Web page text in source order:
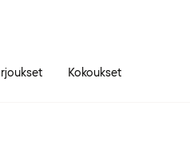
Kokoukset